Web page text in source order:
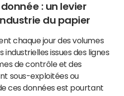
: un levier
du papier
chaque jour des volumes
issues des lignes
de contrôle et des
sous-exploitées ou
ces données est pourtant